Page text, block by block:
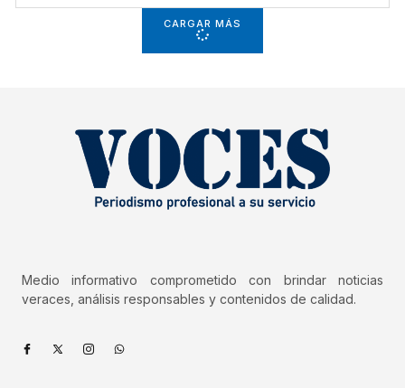
CARGAR MÁS
Medio informativo comprometido con brindar noticias
veraces, análisis responsables y contenidos de calidad.